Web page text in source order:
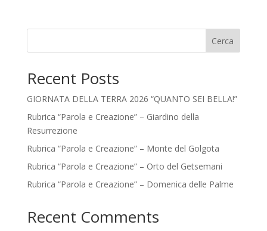
Cerca
Recent Posts
GIORNATA DELLA TERRA 2026 “QUANTO SEI BELLA!”
Rubrica “Parola e Creazione” – Giardino della
Resurrezione
Rubrica “Parola e Creazione” – Monte del Golgota
Rubrica “Parola e Creazione” – Orto del Getsemani
Rubrica “Parola e Creazione” – Domenica delle Palme
Recent Comments